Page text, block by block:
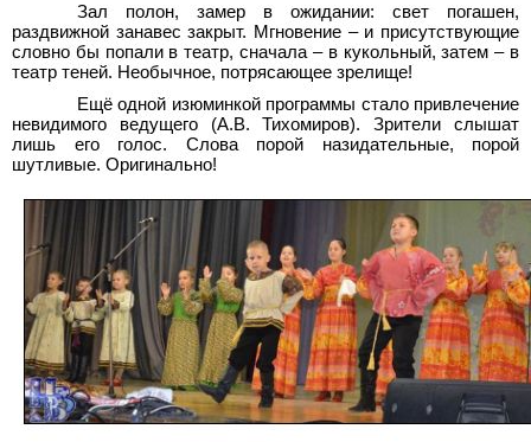
Зал полон, замер в ожидании: свет погашен,
раздвижной занавес закрыт. Мгновение – и присутствующие
словно бы попали в театр, сначала – в кукольный, затем – в
театр теней. Необычное, потрясающее зрелище!
Ещё одной изюминкой программы стало привлечение
невидимого ведущего (А.В. Тихомиров). Зрители слышат
лишь его голос. Слова порой назидательные, порой
шутливые. Оригинально!